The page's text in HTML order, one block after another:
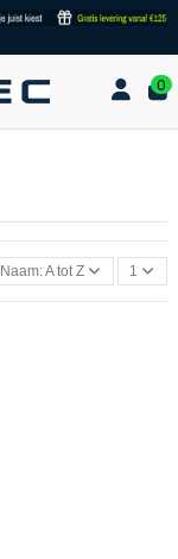
0
Naam: A tot Z 1